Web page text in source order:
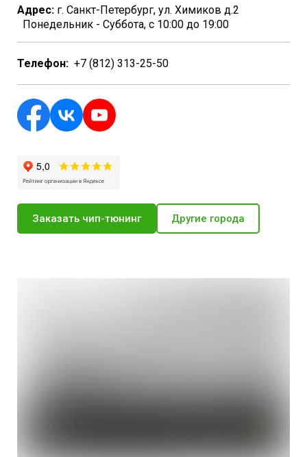
Адрес: г. Санкт-Петербург, ул. Химиков д.2
Понедельник - Суббота, с 10:00 до 19:00
Телефон: +7 (812) 313-25-50
Заказать чип-тюнинг Другие города